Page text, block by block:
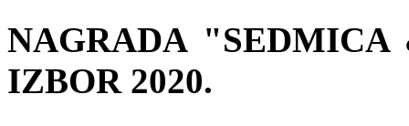
NAGRADA
IZBOR 2020.